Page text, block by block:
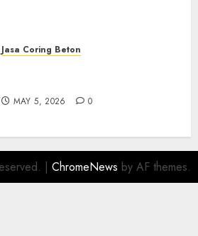
Jasa Coring Beton
MAY 5, 2026 0
| ChromeNews by AF themes.